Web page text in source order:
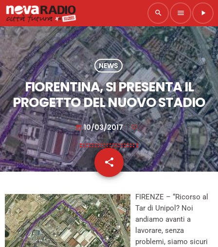
search menu play_arrow
NEWS
FIORENTINA, SI PRESENTA IL
PROGETTO DEL NUOVO STADIO
today 10/03/2017
share
email
FIRENZE – “Ricorso al
Tar di Unipol? Noi
andiamo avanti a
lavorare, senza
problemi, siamo sicuri